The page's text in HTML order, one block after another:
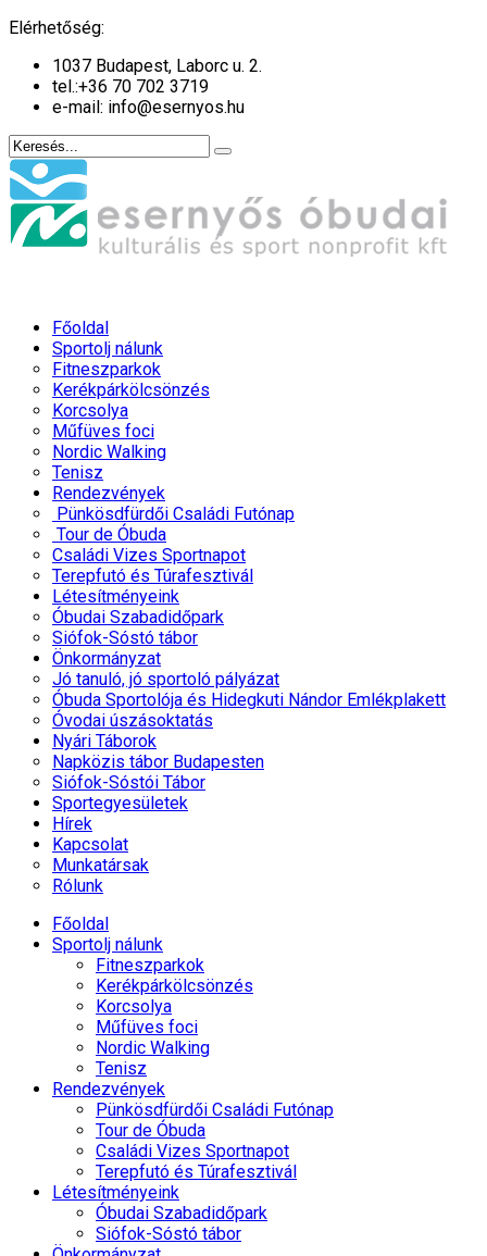
Elérhetőség:
1037 Budapest, Laborc u. 2.
tel.:+36 70 702 3719
e-mail: info@esernyos.hu
Főoldal
Sportolj nálunk
Fitneszparkok
Kerékpárkölcsönzés
Korcsolya
Műfüves foci
Nordic Walking
Tenisz
Rendezvények
Pünkösdfürdői Családi Futónap
Tour de Óbuda
Családi Vizes Sportnapot
Terepfutó és Túrafesztivál
Létesítményeink
Óbudai Szabadidőpark
Siófok-Sóstó tábor
Önkormányzat
Jó tanuló, jó sportoló pályázat
Óbuda Sportolója és Hidegkuti Nándor Emlékplakett
Óvodai úszásoktatás
Nyári Táborok
Napközis tábor Budapesten
Siófok-Sóstói Tábor
Sportegyesületek
Hírek
Kapcsolat
Munkatársak
Rólunk
Főoldal
Sportolj nálunk
Fitneszparkok
Kerékpárkölcsönzés
Korcsolya
Műfüves foci
Nordic Walking
Tenisz
Rendezvények
Pünkösdfürdői Családi Futónap
Tour de Óbuda
Családi Vizes Sportnapot
Terepfutó és Túrafesztivál
Létesítményeink
Óbudai Szabadidőpark
Siófok-Sóstó tábor
év
hónap
év
hónap